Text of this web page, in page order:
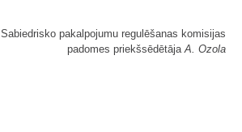
Sabiedrisko pakalpojumu regulēšanas komisijas
padomes priekšsēdētāja A. Ozola